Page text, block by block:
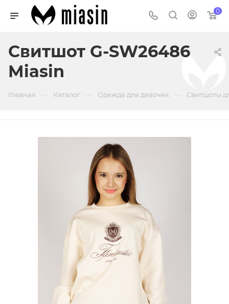
0
Свитшот G-SW26486
Miasin
Главная Каталог Одежда для девочек Свитшоты